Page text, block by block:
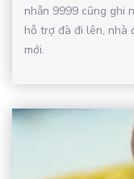
nhẫn 9999 cũng ghi
hỗ trợ đà đi lên, nhà
mới.